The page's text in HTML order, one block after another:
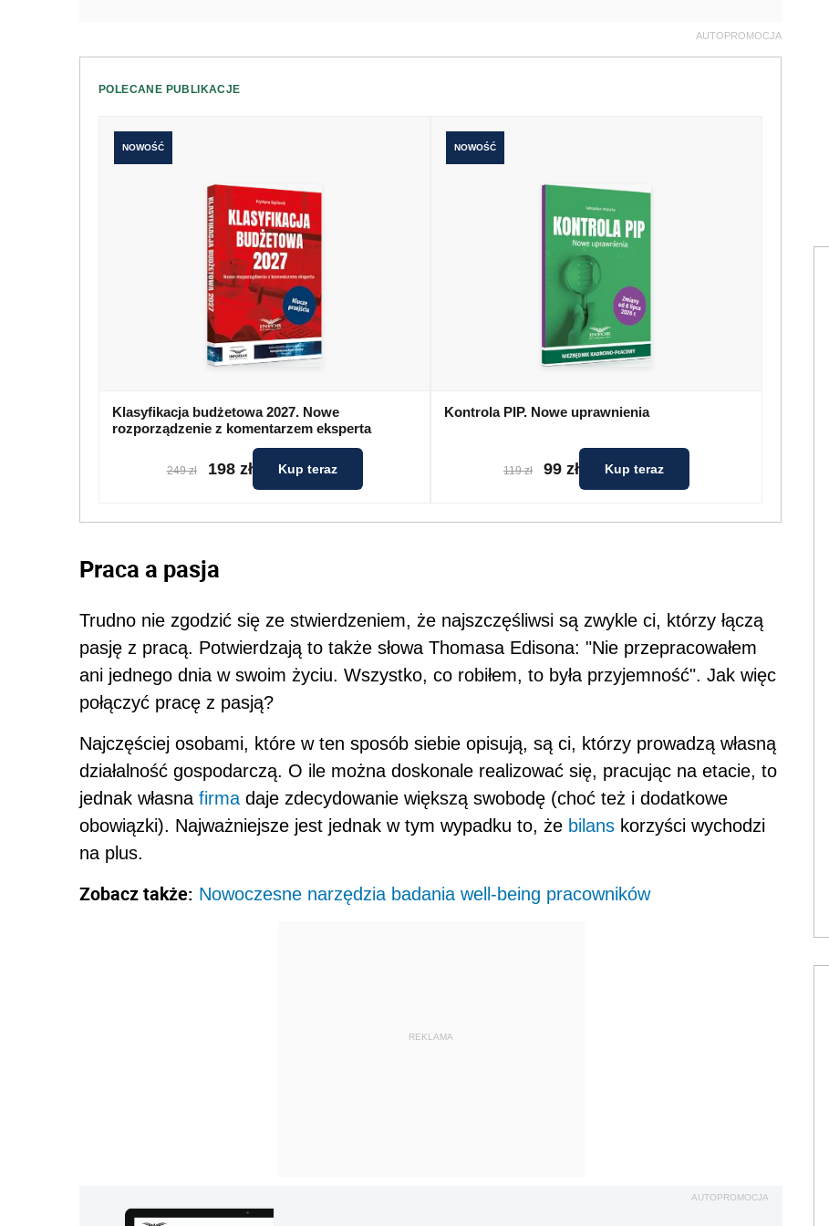
AUTOPROMOCJA
POLECANE PUBLIKACJE
NOWOŚĆ
Klasyfikacja budżetowa 2027. Nowe
rozporządzenie z komentarzem eksperta
249 zł 198 zł Kup teraz
NOWOŚĆ
Kontrola PIP. Nowe uprawnienia
119 zł 99 zł Kup teraz
Praca a pasja
Trudno nie zgodzić się ze stwierdzeniem, że najszczęśliwsi są zwykle ci, którzy łączą
pasję z pracą. Potwierdzają to także słowa Thomasa Edisona: "Nie przepracowałem
ani jednego dnia w swoim życiu. Wszystko, co robiłem, to była przyjemność". Jak więc
połączyć pracę z pasją?
Najczęściej osobami, które w ten sposób siebie opisują, są ci, którzy prowadzą własną
działalność gospodarczą. O ile można doskonale realizować się, pracując na etacie, to
jednak własna firma daje zdecydowanie większą swobodę (choć też i dodatkowe
obowiązki). Najważniejsze jest jednak w tym wypadku to, że bilans korzyści wychodzi
na plus.
Zobacz także: Nowoczesne narzędzia badania well-being pracowników
REKLAMA
AUTOPROMOCJA